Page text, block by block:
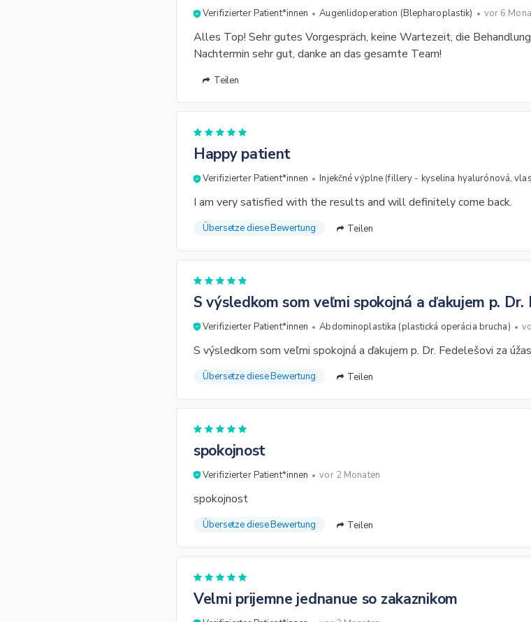
Verifizierter Patient*innen Augenlidoperation (Blepharoplastik) vor 6
Alles Top! Sehr gutes Vorgespräch, keine Wartezeit, die
Nachtermin sehr gut, danke an das gesamte Team!
Teilen
Happy patient
Verifizierter Patient*innen Injekčné výplne (fillery - kyselina hyalurónová,
I am very satisfied with the results and will definitely come back.
Übersetze diese Bewertung Teilen
S výsledkom som veľmi spokojná a ďakujem p. Dr.
Verifizierter Patient*innen Abdominoplastika (plastická operácia brucha)
S výsledkom som veľmi spokojná a ďakujem p. Dr. Fedelešovi za
Übersetze diese Bewertung Teilen
spokojnost
Verifizierter Patient*innen vor 2 Monaten
spokojnost
Übersetze diese Bewertung Teilen
Velmi prijemne jednanue so zakaznikom